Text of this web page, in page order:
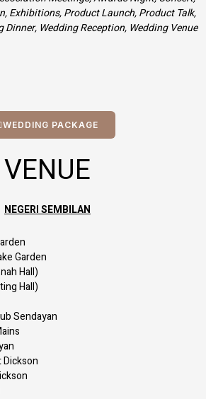
Exhibitions, Product Launch, Product Talk,
Dinner, Wedding Reception, Wedding Venue
WEDDING PACKAGE
VENUE
NEGERI SEMBILAN
Garden
Hall)
Hall)
Sendayan
Dickson